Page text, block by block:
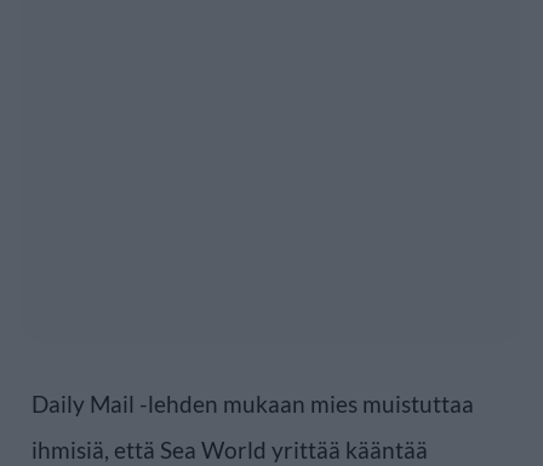
Daily Mail -lehden mukaan mies muistuttaa
ihmisiä, että Sea World yrittää kääntää